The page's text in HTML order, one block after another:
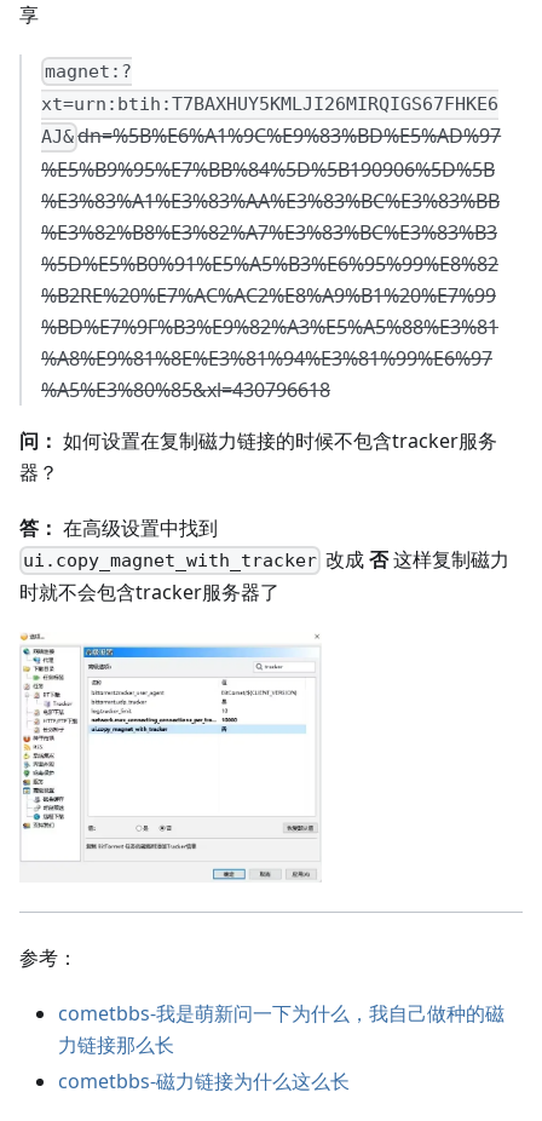
享
magnet:?
xt=urn:btih:T7BAXHUY5KMLJI26MIRQIGS67FHKE6
AJ&dn=%5B%E6%A1%9C%E9%83%BD%E5%AD%97
%E5%B9%95%E7%BB%84%5D%5B190906%5D%5B
%E3%83%A1%E3%83%AA%E3%83%BC%E3%83%BB
%E3%82%B8%E3%82%A7%E3%83%BC%E3%83%B3
%5D%E5%B0%91%E5%A5%B3%E6%95%99%E8%82
%B2RE%20%E7%AC%AC2%E8%A9%B1%20%E7%99
%BD%E7%9F%B3%E9%82%A3%E5%A5%88%E3%81
%A8%E9%81%8E%E3%81%94%E3%81%99%E6%97
%A5%E3%80%85&xl=430796618
问： 如何设置在复制磁力链接的时候不包含tracker服务
器？
答： 在高级设置中找到
ui.copy_magnet_with_tracker 改成否这样复制磁力
时就不会包含tracker服务器了
参考：
cometbbs-我是萌新问一下为什么，我自己做种的磁
力链接那么长
cometbbs-磁力链接为什么这么长